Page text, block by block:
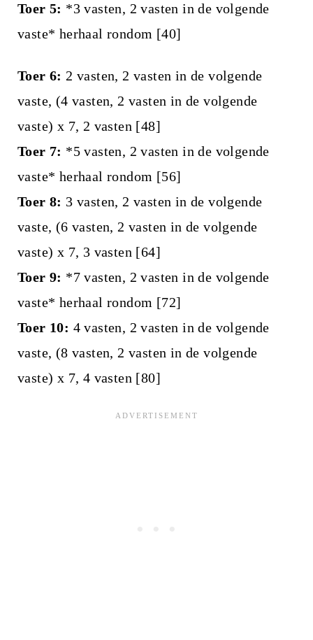
Toer 5: *3 vasten, 2 vasten in de volgende
vaste* herhaal rondom [40]
Toer 6: 2 vasten, 2 vasten in de volgende
vaste, (4 vasten, 2 vasten in de volgende
vaste) x 7, 2 vasten [48]
Toer 7: *5 vasten, 2 vasten in de volgende
vaste* herhaal rondom [56]
Toer 8: 3 vasten, 2 vasten in de volgende
vaste, (6 vasten, 2 vasten in de volgende
vaste) x 7, 3 vasten [64]
Toer 9: *7 vasten, 2 vasten in de volgende
vaste* herhaal rondom [72]
Toer 10: 4 vasten, 2 vasten in de volgende
vaste, (8 vasten, 2 vasten in de volgende
vaste) x 7, 4 vasten [80]